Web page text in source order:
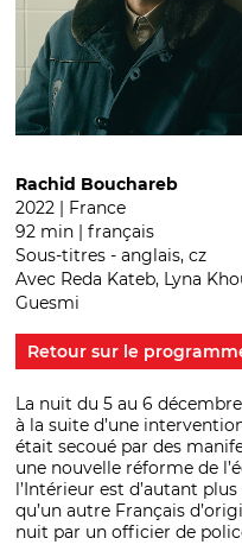
Rachid Bouchareb
2022 | France
92 min | français
Sous-titres - anglais, cz
Avec Reda Kateb, Lyna
Guesmi
Retour sur le
La nuit du 5 au 6
à la suite d’une
était secoué par des
une nouvelle réforme de
l’Intérieur est d’autant
qu’un autre Français
nuit par un officier de